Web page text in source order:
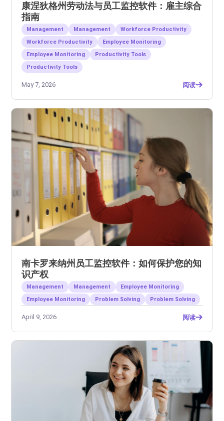
康涅狄格州劳动法与员工监控软件：雇主综合
指南
Management Management
Workforce Productivity
Workforce Productivity
Employee Monitoring
Employee Monitoring
Productivity Tools
Productivity Tools
May 7, 2026 阅读
南卡罗来纳州员工监控软件：如何保护您的知
识产权
Management Management
Employee Monitoring
Employee Monitoring
Problem Solving Problem Solving
April 9, 2026 阅读